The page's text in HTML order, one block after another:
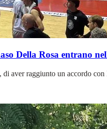
Della Rosa entrano
aver raggiunto un accordo